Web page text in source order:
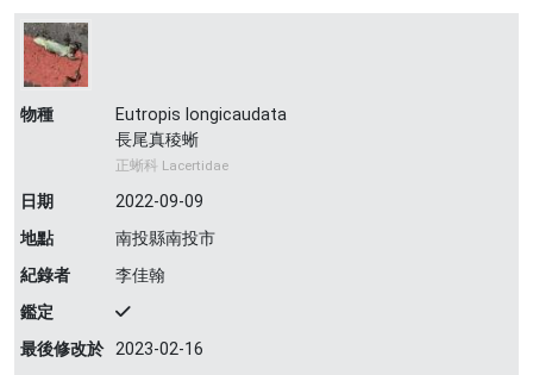
物種
Eutropis longicaudata
長尾真稜蜥
正蜥科 Lacertidae
日期
2022-09-09
地點
南投縣南投市
紀錄者
李佳翰
鑑定
最後修改於 2023-02-16